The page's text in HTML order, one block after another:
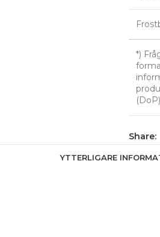
*)
Share:
YTTERLIGARE